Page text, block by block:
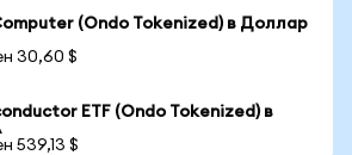
(Ondo Tokenized) в Доллар
30,60 $
ETF (Ondo Tokenized) в
539,13 $